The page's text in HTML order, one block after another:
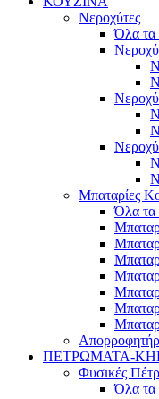
Νεροχύτες
Όλα τα
Μπαταρίες
Όλα τα
ΠΕΤΡΩΜΑΤΑ-
Φυσικές
Όλα τα